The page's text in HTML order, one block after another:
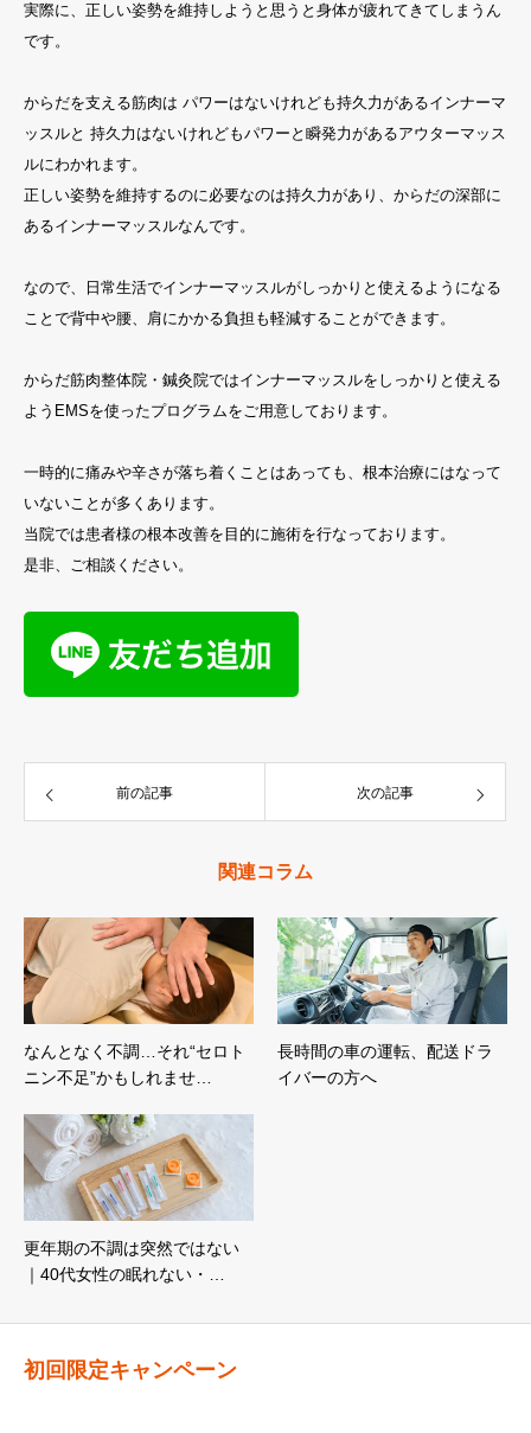
実際に、正しい姿勢を維持しようと思うと身体が疲れてきてしまうん
です。
からだを支える筋肉は パワーはないけれども持久力があるインナーマ
ッスルと 持久力はないけれどもパワーと瞬発力があるアウターマッス
ルにわかれます。
正しい姿勢を維持するのに必要なのは持久力があり、からだの深部に
あるインナーマッスルなんです。
なので、日常生活でインナーマッスルがしっかりと使えるようになる
ことで背中や腰、肩にかかる負担も軽減することができます。
からだ筋肉整体院・鍼灸院ではインナーマッスルをしっかりと使える
ようEMSを使ったプログラムをご用意しております。
一時的に痛みや辛さが落ち着くことはあっても、根本治療にはなって
いないことが多くあります。
当院では患者様の根本改善を目的に施術を行なっております。
是非、ご相談ください。
前の記事 次の記事
関連コラム
なんとなく不調…それ“セロト
ニン不足”かもしれませ…
長時間の車の運転、配送ドラ
イバーの方へ
更年期の不調は突然ではない
｜40代女性の眠れない・…
初回限定キャンペーン